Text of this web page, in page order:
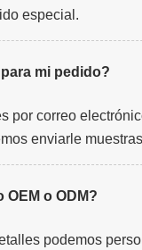
especial.
mi pedido?
por correo
enviarle
o ODM?
podemos